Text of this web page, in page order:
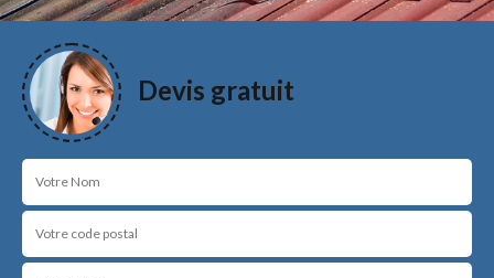
Devis gratuit